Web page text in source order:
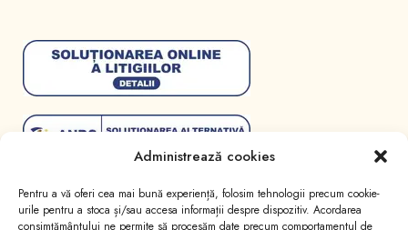
Administrează cookies
Pentru a vă oferi cea mai bună experiență, folosim tehnologii precum cookie-
urile pentru a stoca și/sau accesa informații despre dispozitiv. Acordarea
consimțământului ne permite să procesăm date precum comportamentul de